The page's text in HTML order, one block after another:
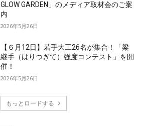
GLOW GARDEN」のメディア取材会のご案
内
2026年5月26日
【６月12日】若手大工26名が集合！「梁
継手（はりつぎて）強度コンテスト」を開
催！
2026年5月26日
もっとロードする